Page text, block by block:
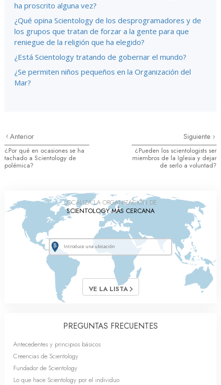
ha proscrito alguna vez?
¿Qué opina Scientology de los desprogramadores y de
los grupos que tratan de forzar a la gente para que
reniegue de la religión que ha elegido?
¿Está Scientology tratando de gobernar el mundo?
¿Se permiten niños pequeños en la Organización del
Mar?
Anterior
¿Por qué en ocasiones se ha
tachado a Scientology de
polémica?
Siguiente
¿Pueden los scientologists ser
miembros de la Iglesia y dejar
de serlo a voluntad?
LOCALIZA LA ORGANIZACIÓN DE
SCIENTOLOGY MÁS CERCANA
VE LA LISTA
PREGUNTAS FRECUENTES
Antecedentes y principios básicos
Creencias de Scientology
Fundador de Scientology
Lo que hace Scientology por el individuo